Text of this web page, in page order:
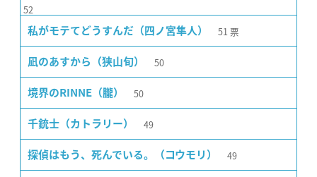
52
私がモテてどうすんだ（四ノ宮隼人） 51 票
凪のあすから（狭山旬） 50
境界のRINNE（朧） 50
千銃士（カトラリー） 49
探偵はもう、死んでいる。（コウモリ） 49